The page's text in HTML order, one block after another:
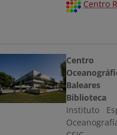
Centro
Centro
Baleares
Biblioteca
Instituto